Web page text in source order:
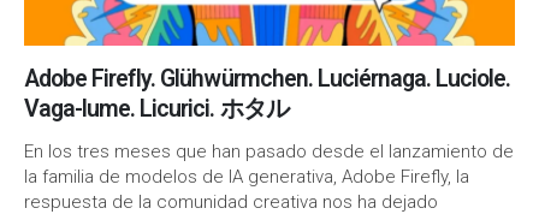
Adobe Firefly. Glühwürmchen. Luciérnaga. Luciole.
Vaga-lume. Licurici. ホタル
En los tres meses que han pasado desde el lanzamiento de
la familia de modelos de IA generativa, Adobe Firefly, la
respuesta de la comunidad creativa nos ha dejado